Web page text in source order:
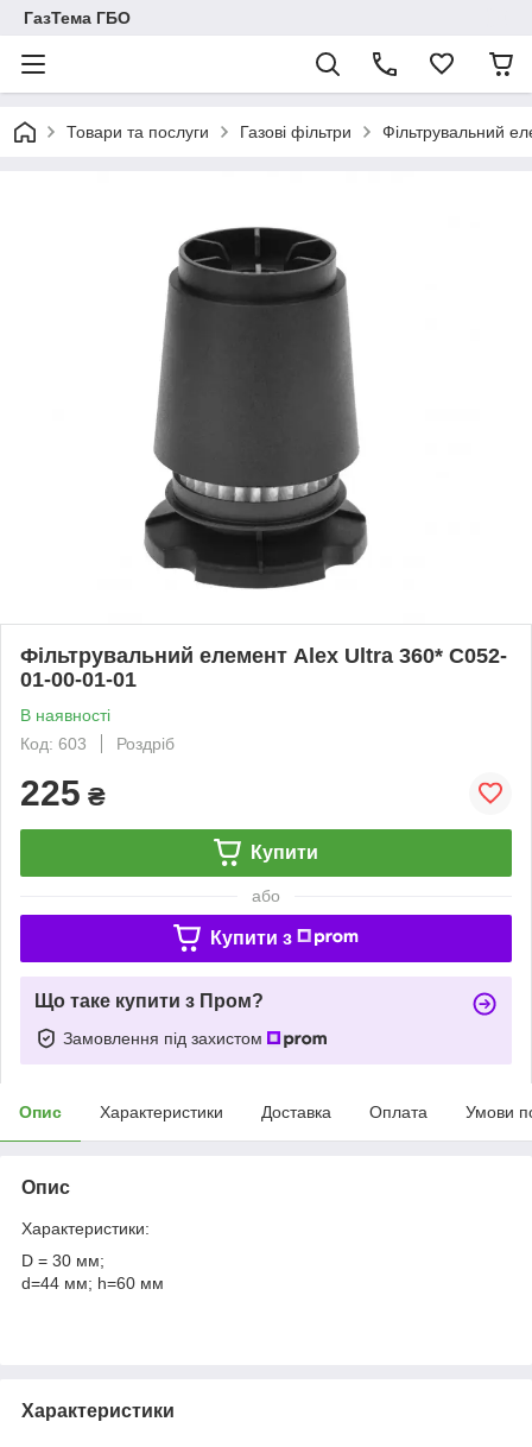
ГазТема ГБО
Товари та послуги Газові фільтри Фільтрувальний
Фільтрувальний елемент Alex Ultra 360* C052-
01-00-01-01
В наявності
Код: 603
Роздріб
225 ₴
Купити
або
Купити з
Що таке купити з Пром?
Замовлення під захистом
Опис Характеристики Доставка Оплата Умови
Опис
Характеристики:
D = 30 мм;
d=44 мм; h=60 мм
Характеристики